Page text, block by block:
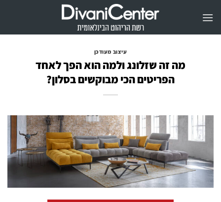
עיצוב מעודכן
מה זה שזלונג ולמה הוא הפך לאחד
הפריטים הכי מבוקשים בסלון?